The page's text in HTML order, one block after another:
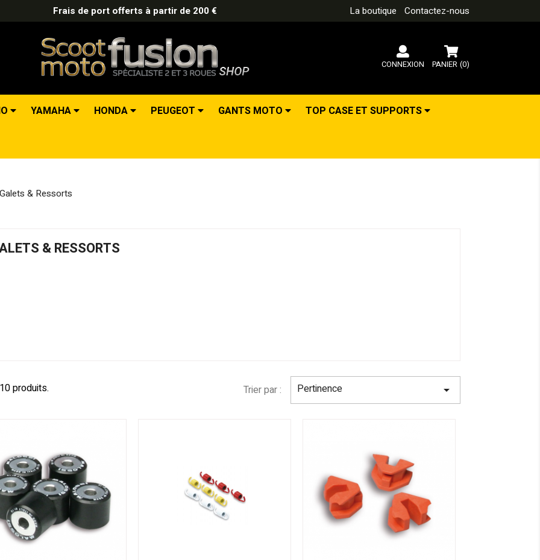
Frais de port offerts à partir de 200 € La boutique Contactez-nous
PANIER (0)
CONNEXION
YAMAHA HONDA PEUGEOT GANTS MOTO TOP CASE ET SUPPORTS
Galets & Ressorts
& RESSORTS
produits. Trier par : Pertinence 